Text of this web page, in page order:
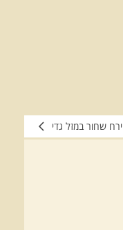
ירח שחור במזל גדי